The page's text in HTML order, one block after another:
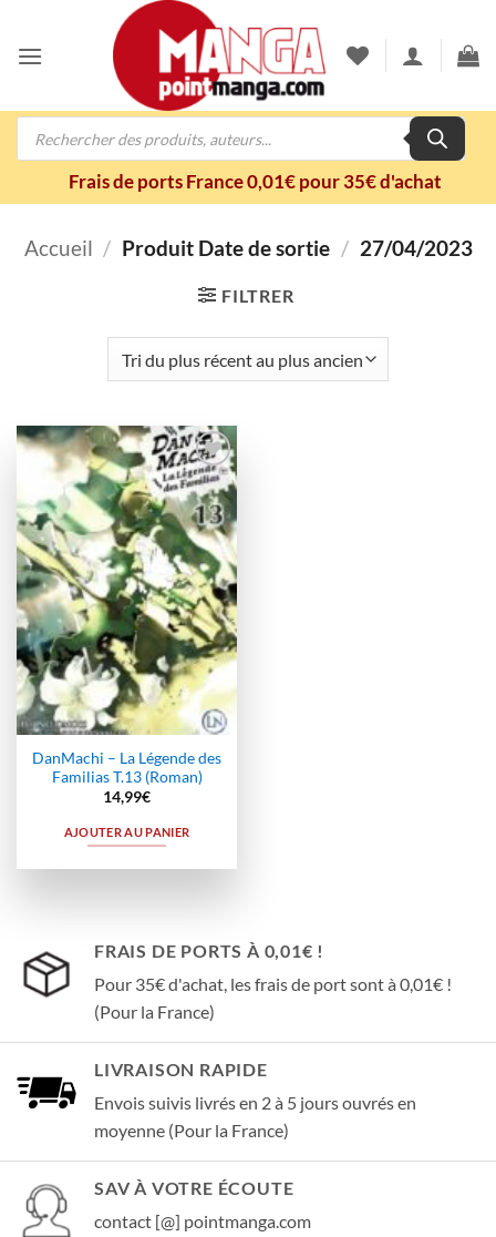
contenu
Recherche
Frais de ports France 0,01€ pour 35€ d'achat
Accueil / Produit Date de sortie / 27/04/2023
FILTRER
Ajouter
à la
wishlist
DanMachi – La Légende des
Familias T.13 (Roman)
14,99€
AJOUTER AU PANIER
FRAIS DE PORTS À 0,01€ !
Pour 35€ d'achat, les frais de port sont à 0,01€ !
(Pour la France)
LIVRAISON RAPIDE
Envois suivis livrés en 2 à 5 jours ouvrés en
moyenne (Pour la France)
SAV À VOTRE ÉCOUTE
contact [@] pointmanga.com